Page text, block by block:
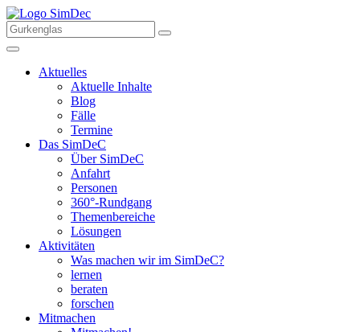
Aktuelles
Aktuelle Inhalte
Blog
Fälle
Termine
Das SimDeC
Über SimDeC
Anfahrt
Personen
360°-Rundgang
Themenbereiche
Lösungen
Aktivitäten
Was machen wir im SimDeC?
lernen
beraten
forschen
Mitmachen